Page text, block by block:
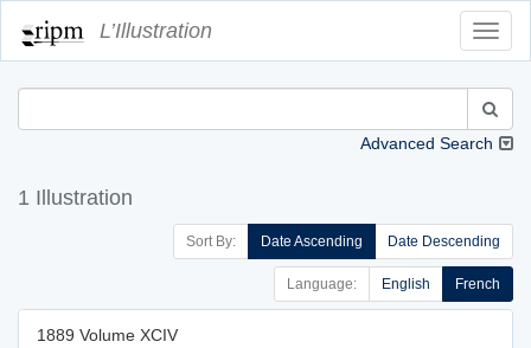
L’Illustration
Advanced Search
1 Illustration
Sort By: Date Ascending Date Descending
Language: English French
1889 Volume XCIV